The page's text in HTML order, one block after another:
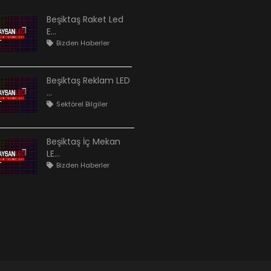
Beşiktaş Raket Led
E...
Bizden Haberler
Beşiktaş Reklam LED
...
Sektörel Bilgiler
Beşiktaş İç Mekan
LE...
Bizden Haberler